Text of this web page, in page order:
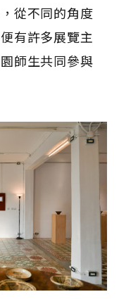
從不同的角度
有許多展覽主
師生共同參與